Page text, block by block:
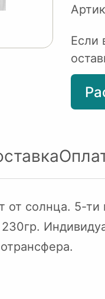
Если
от солнца. 5-ти
230гр.